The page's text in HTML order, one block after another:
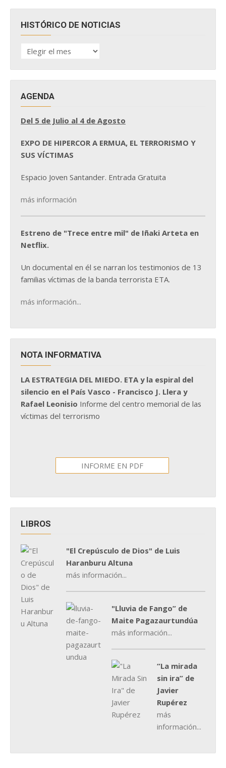
HISTÓRICO DE NOTICIAS
HISTÓRICO
DE
AGENDA
Del 5 de Julio al 4 de Agosto
EXPO DE HIPERCOR A ERMUA, EL TERRORISMO Y
SUS VÍCTIMAS
Espacio Joven Santander. Entrada Gratuita
más información
Estreno de "Trece entre mil" de Iñaki Arteta en
Netflix.
Un documental en él se narran los testimonios de 13
familias víctimas de la banda terrorista ETA.
más información...
NOTA INFORMATIVA
LA ESTRATEGIA DEL MIEDO. ETA y la espiral del
silencio en el País Vasco - Francisco J. Llera y
Rafael Leonisio Informe del centro memorial de las
víctimas del terrorismo
INFORME EN PDF
LIBROS
"El Crepúsculo de Dios" de Luis
Haranburu Altuna
más información...
"Lluvia de Fango” de
Maite Pagazaurtundúa
más información...
“La mirada
sin ira” de
Javier
Rupérez
más
información...